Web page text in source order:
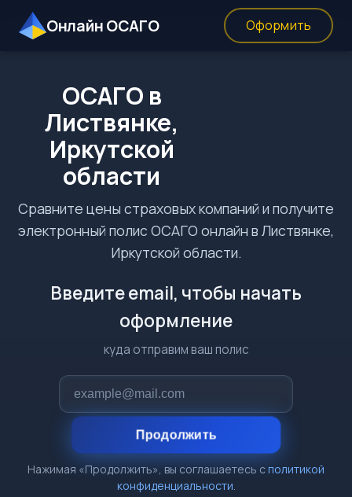
Онлайн ОСАГО Оформить
ОСАГО в
Листвянке,
Иркутской
области
Сравните цены страховых компаний и получите
электронный полис ОСАГО онлайн в Листвянке,
Иркутской области.
Введите email, чтобы начать
оформление
куда отправим ваш полис
Продолжить
Нажимая «Продолжить», вы соглашаетесь сполитикой
конфиденциальности.